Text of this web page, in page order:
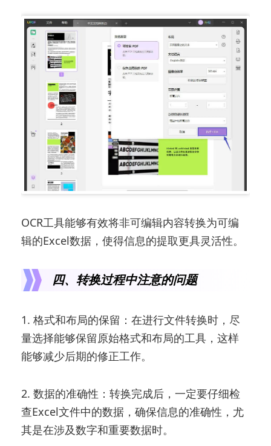
OCR工具能够有效将非可编辑内容转换为可编
辑的Excel数据，使得信息的提取更具灵活性。
四、转换过程中注意的问题
1. 格式和布局的保留：在进行文件转换时，尽
量选择能够保留原始格式和布局的工具，这样
能够减少后期的修正工作。
2. 数据的准确性：转换完成后，一定要仔细检
查Excel文件中的数据，确保信息的准确性，尤
其是在涉及数字和重要数据时。